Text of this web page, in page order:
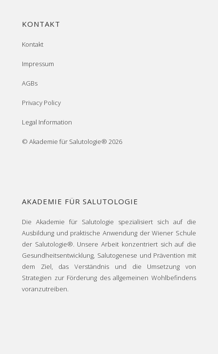
KONTAKT
Kontakt
Impressum
AGBs
Privacy Policy
Legal Information
© Akademie für Salutologie® 2026
AKADEMIE FÜR SALUTOLOGIE
Die Akademie für Salutologie spezialisiert sich auf die
Ausbildung und praktische Anwendung der Wiener Schule
der Salutologie®. Unsere Arbeit konzentriert sich auf die
Gesundheitsentwicklung, Salutogenese und Prävention mit
dem Ziel, das Verständnis und die Umsetzung von
Strategien zur Förderung des allgemeinen Wohlbefindens
voranzutreiben.